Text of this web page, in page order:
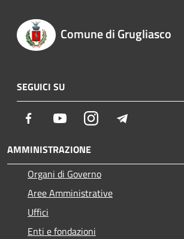
Comune di Grugliasco
SEGUICI SU
Facebook YoutubeInstagram
AMMINISTRAZIONE
Organi di Governo
Aree Amministrative
Uffici
Enti e fondazioni